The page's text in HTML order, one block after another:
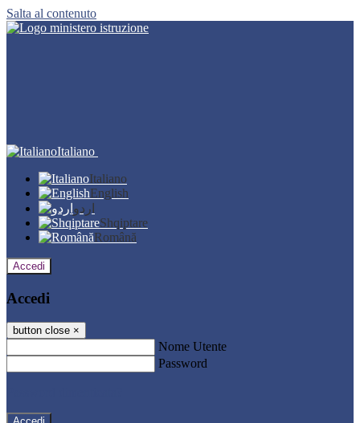
Salta al contenuto
Italiano
Italiano
English
اردو
Shqiptare
Română
Accedi
Accedi
button close ×
Nome Utente
Password